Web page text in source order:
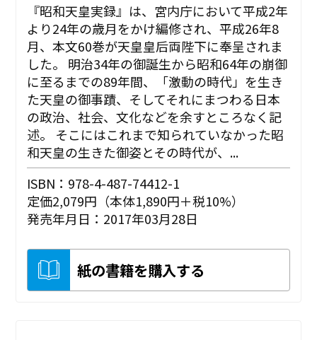
『昭和天皇実録』は、宮内庁において平成2年
より24年の歳月をかけ編修され、平成26年8
月、本文60巻が天皇皇后両陛下に奉呈されま
した。 明治34年の御誕生から昭和64年の崩御
に至るまでの89年間、「激動の時代」を生き
た天皇の御事蹟、そしてそれにまつわる日本
の政治、社会、文化などを余すところなく記
述。 そこにはこれまで知られていなかった昭
和天皇の生きた御姿とその時代が、...
ISBN：978-4-487-74412-1
定価2,079円（本体1,890円＋税10%）
発売年月日：2017年03月28日
紙の書籍を購入する